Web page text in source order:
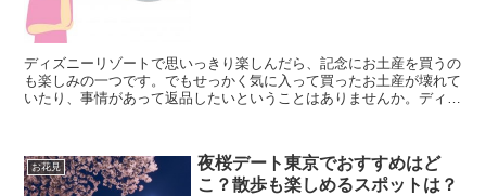
ディズニーリゾートで思いっきり楽しんだら、記念にお土産を買うの
も楽しみの一つです。でもせっかく気に入って買ったお土産が壊れて
いたり、事情があって返品したいということはありませんか。ディズ
お花見
夜桜デート東京でおすすめはど
こ？散歩も楽しめるスポットは？